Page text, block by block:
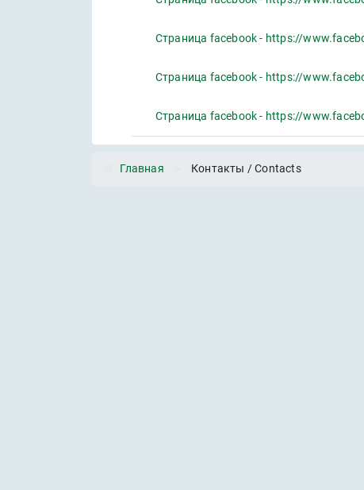
Страница facebook - https://
Страница facebook - https://
Страница facebook - https://
Главная Контакты / Contacts